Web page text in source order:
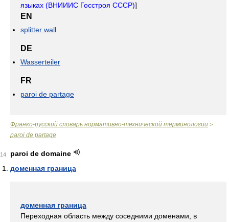
языках (ВНИИИС Госстроя СССР)]
EN
splitter wall
DE
Wasserteiler
FR
paroi de partage
Франко-русский словарь нормативно-технической терминологии >
paroi de partage
14
paroi de domaine
доменная граница
доменная граница
Переходная область между соседними доменами, в